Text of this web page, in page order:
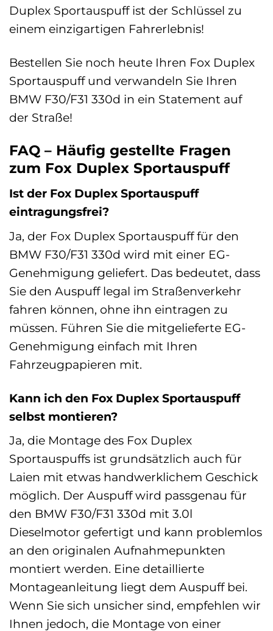
Duplex Sportauspuff ist der Schlüssel zu
einem einzigartigen Fahrerlebnis!
Bestellen Sie noch heute Ihren Fox Duplex
Sportauspuff und verwandeln Sie Ihren
BMW F30/F31 330d in ein Statement auf
der Straße!
FAQ – Häufig gestellte Fragen
zum Fox Duplex Sportauspuff
Ist der Fox Duplex Sportauspuff
eintragungsfrei?
Ja, der Fox Duplex Sportauspuff für den
BMW F30/F31 330d wird mit einer EG-
Genehmigung geliefert. Das bedeutet, dass
Sie den Auspuff legal im Straßenverkehr
fahren können, ohne ihn eintragen zu
müssen. Führen Sie die mitgelieferte EG-
Genehmigung einfach mit Ihren
Fahrzeugpapieren mit.
Kann ich den Fox Duplex Sportauspuff
selbst montieren?
Ja, die Montage des Fox Duplex
Sportauspuffs ist grundsätzlich auch für
Laien mit etwas handwerklichem Geschick
möglich. Der Auspuff wird passgenau für
den BMW F30/F31 330d mit 3.0l
Dieselmotor gefertigt und kann problemlos
an den originalen Aufnahmepunkten
montiert werden. Eine detaillierte
Montageanleitung liegt dem Auspuff bei.
Wenn Sie sich unsicher sind, empfehlen wir
Ihnen jedoch, die Montage von einer